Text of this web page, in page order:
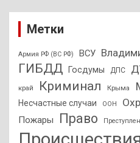
Метки
Армия РФ (ВС РФ) ВСУ
ГИБДД Госдумы ДПС
край Криминал Крыма
Несчастные случаи ООН
Пожары Право